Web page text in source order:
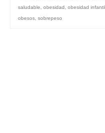
saludable, obesidad , obesidad infantil
obesos, sobrepeso